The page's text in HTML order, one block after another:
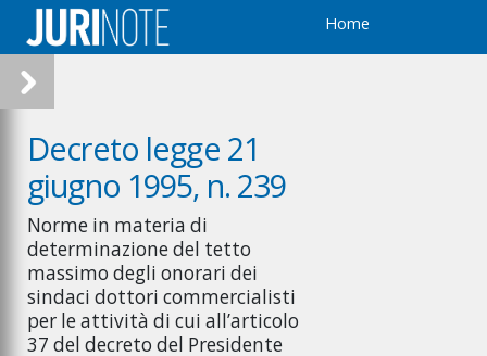
Home
Decreto legge 21
giugno 1995, n. 239
Norme in materia di
determinazione del tetto
massimo degli onorari dei
sindaci dottori commercialisti
per le attività di cui all’articolo
37 del decreto del Presidente